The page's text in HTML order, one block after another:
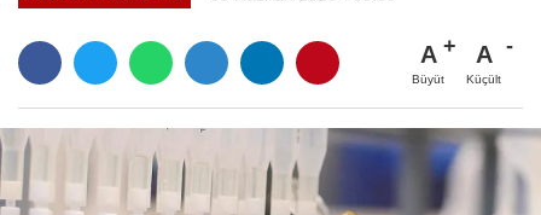
A
Büyüt
A
Küçült